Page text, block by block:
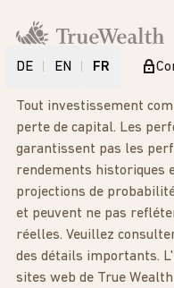
DE EN FR
Tout investissement
perte de capital. Les
garantissent pas les
rendements historiques
projections de
et peuvent ne pas
réelles. Veuillez
des détails importants.
sites web de True